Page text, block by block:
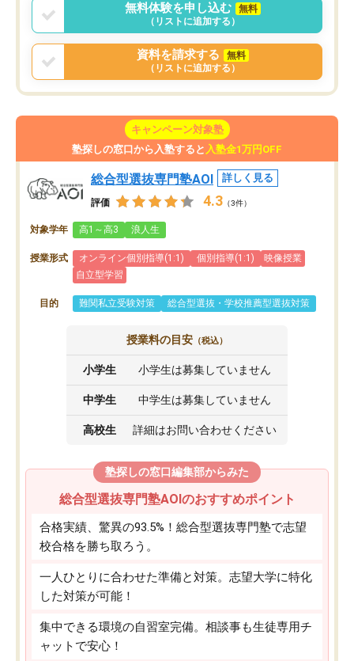
無料体験を申し込む
無料
（リストに追加する）
資料を請求する
無料
（リストに追加する）
キャンペーン対象塾
塾探しの窓口から入塾すると 入塾金1万円OFF
総合型選抜専門塾AOI 詳しく見る
評価 4.3 （3件）
対象学年 高1～高3 浪人生
授業形式 オンライン個別指導(1:1) 個別指導(1:1)
映像授業
自立型学習
目的 難関私立受験対策 総合型選抜・学校推薦型選抜対策
授業料の目安 （税込）
小学生 小学生は募集していません
中学生 中学生は募集していません
高校生 詳細はお問い合わせください
塾探しの窓口編集部からみた
総合型選抜専門塾AOIのおすすめポイント
合格実績、驚異の93.5%！総合型選抜専門塾で志望
校合格を勝ち取ろう。
一人ひとりに合わせた準備と対策。志望大学に特化
した対策が可能！
集中できる環境の自習室完備。相談事も生徒専用チ
ャットで安心！